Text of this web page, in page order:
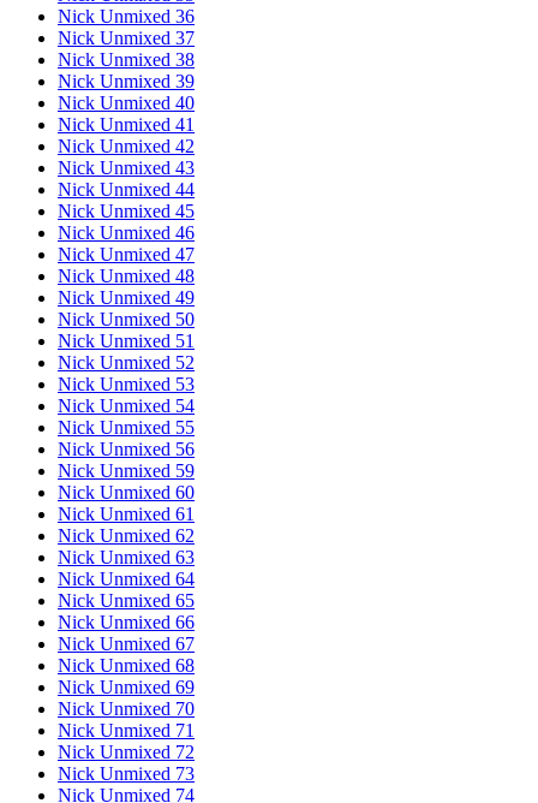
Nick Unmixed 36
Nick Unmixed 37
Nick Unmixed 38
Nick Unmixed 39
Nick Unmixed 40
Nick Unmixed 41
Nick Unmixed 42
Nick Unmixed 43
Nick Unmixed 44
Nick Unmixed 45
Nick Unmixed 46
Nick Unmixed 47
Nick Unmixed 48
Nick Unmixed 49
Nick Unmixed 50
Nick Unmixed 51
Nick Unmixed 52
Nick Unmixed 53
Nick Unmixed 54
Nick Unmixed 55
Nick Unmixed 56
Nick Unmixed 59
Nick Unmixed 60
Nick Unmixed 61
Nick Unmixed 62
Nick Unmixed 63
Nick Unmixed 64
Nick Unmixed 65
Nick Unmixed 66
Nick Unmixed 67
Nick Unmixed 68
Nick Unmixed 69
Nick Unmixed 70
Nick Unmixed 71
Nick Unmixed 72
Nick Unmixed 73
Nick Unmixed 74